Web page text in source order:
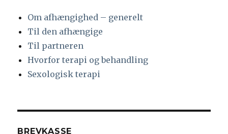
Om afhængighed – generelt
Til den afhængige
Til partneren
Hvorfor terapi og behandling
Sexologisk terapi
BREVKASSE